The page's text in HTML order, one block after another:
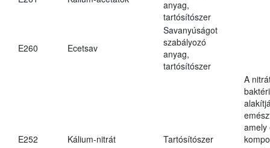
anyag,
tartósítószer
E260 Ecetsav
Savanyúságot
szabályozó
anyag,
tartósítószer
E252 Kálium-nitrát Tartósítószer
A
amely